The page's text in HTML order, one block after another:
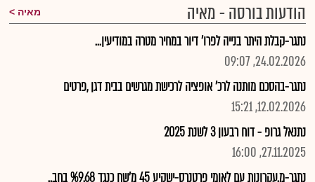
הודעות בורסה - מאיה מאיה
נתגר-קבלת היתר בנייה לפרו' דיור במחיר מטרה במודיעין...
24.02.2026, 09:07
נתגר-בהסכם מותנה לרכ' אופציה לרכישת מגרשים בבית דגן ,פרטים
12.02.2026, 15:21
נתנאל גרופ - דוח רבעון 3 לשנת 2025
27.11.2025, 16:00
נתגר-מ.עקרונות עם לאומי פרטנרס-ישקיע 45 מ'שח כנגד %9.68 בחב..